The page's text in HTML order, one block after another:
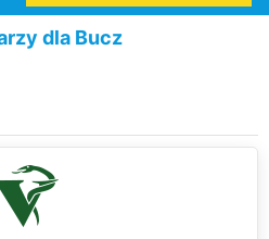
dla Bucz